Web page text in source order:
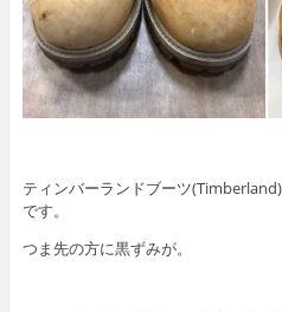
ティンバーランドブーツ
です。
つま先の方に黒ずみが。